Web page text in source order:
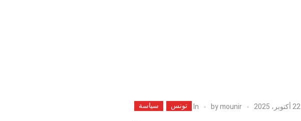
22 أكتوبر، 2025 bymounir
In تونس سياسة